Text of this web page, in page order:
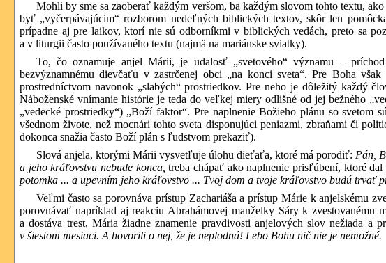
Mohli by sme sa zaoberať každým veršom, ba každým slovom tohto textu,
byť „vyčerpávajúcim“ rozborom nedeľných biblických textov, skôr len
prípadne aj pre laikov, ktorí nie sú odborníkmi v biblických vedách, preto sa
a v liturgii často používaného textu (najmä na mariánske sviatky).
To, čo oznamuje anjel Márii, je udalosť „svetového“ významu –
bezvýznamnému dievčaťu v zastrčenej obci „na konci sveta“. Pre Boha
prostredníctvom navonok „slabých“ prostriedkov. Pre neho je dôležitý každý
Náboženské vnímanie histórie je teda do veľkej miery odlišné od jej bežného
„vedecké prostriedky“) „Boží faktor“. Pre naplnenie Božieho plánu so
všednom živote, než mocnári tohto sveta disponujúci peniazmi, zbraňami či
dokonca snažia často Boží plán s ľudstvom prekaziť).
Slová anjela, ktorými Márii vysvetľuje úlohu dieťaťa, ktoré má porodiť: Pán,
a jeho kráľovstvu nebude konca,treba chápať ako naplnenie prisľúbení, ktoré
potomka ... a upevním jeho kráľovstvo ... Tvoj dom a tvoje kráľovstvo budú trvať
Veľmi často sa porovnáva prístup Zachariáša a prístup Márie k anjelskému
porovnávať napríklad aj reakciu Abrahámovej manželky Sáry k zvestovanému
a dostáva trest, Mária žiadne znamenie pravdivosti anjelových slov nežiada a
v šiestom mesiaci. A hovorili o nej, že je neplodná! Lebo Bohu nič nie je nemožné.